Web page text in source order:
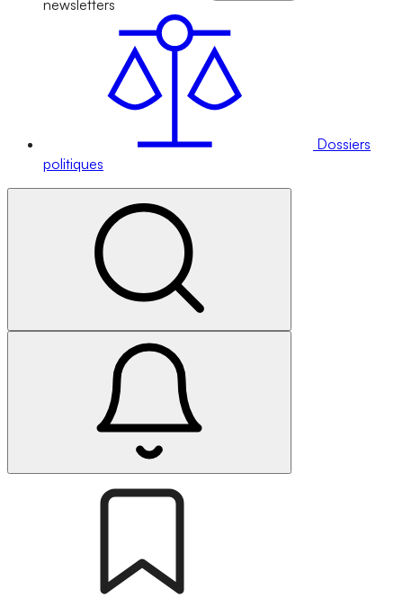
newsletters
Dossiers
politiques